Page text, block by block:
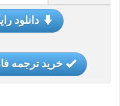
دانلود
خرید ترجمه